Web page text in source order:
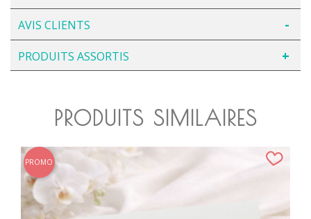
AVIS CLIENTS
PRODUITS ASSORTIS
PRODUITS SIMILAIRES
PROMO